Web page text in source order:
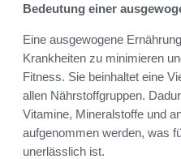
Bedeutung einer
Eine ausgewogene
Krankheiten zu minimieren
Fitness. Sie beinhaltet eine
allen Nährstoffgruppen.
Vitamine, Mineralstoffe und
aufgenommen werden, was
unerlässlich ist.